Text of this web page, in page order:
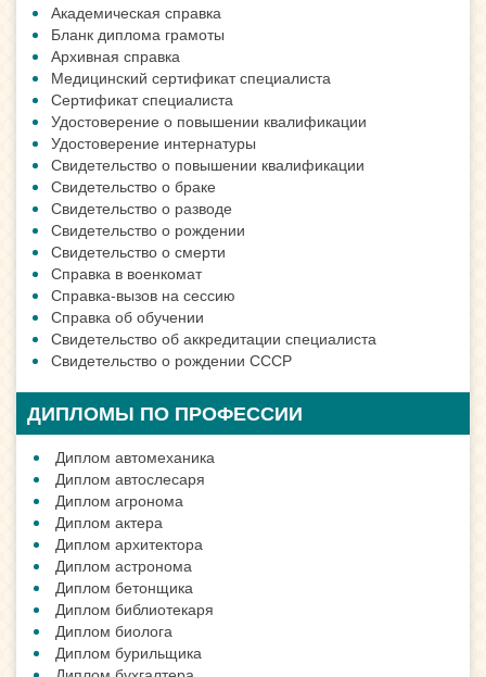
Академическая справка
Бланк диплома грамоты
Архивная справка
Медицинский сертификат специалиста
Сертификат специалиста
Удостоверение о повышении квалификации
Удостоверение интернатуры
Свидетельство о повышении квалификации
Свидетельство о браке
Свидетельство о разводе
Свидетельство о рождении
Свидетельство о смерти
Справка в военкомат
Справка-вызов на сессию
Справка об обучении
Свидетельство об аккредитации специалиста
Свидетельство о рождении СССР
ДИПЛОМЫ ПО ПРОФЕССИИ
Диплом автомеханика
Диплом автослесаря
Диплом агронома
Диплом актера
Диплом архитектора
Диплом астронома
Диплом бетонщика
Диплом библиотекаря
Диплом биолога
Диплом бурильщика